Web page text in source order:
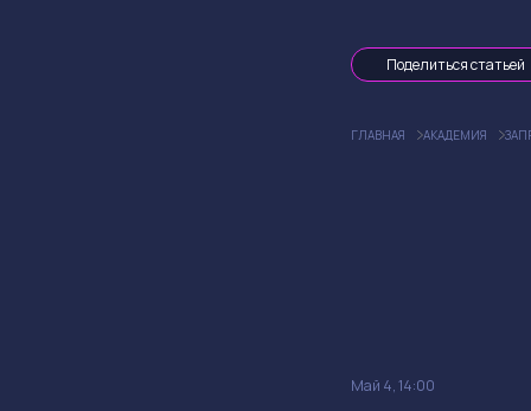
Поделиться статьей
ГЛАВНАЯ АКАДЕМИЯ
Май 4, 14:00